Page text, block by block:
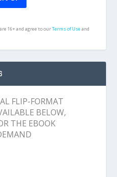
16+ and agree to ourTerms of Useand
FLIP-FORMAT
BELOW,
THE EBOOK